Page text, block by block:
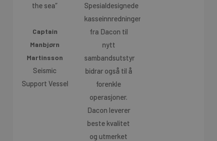
the sea”
Captain
Manbjørn
Martinsson
Seismic
Support Vessel
Spesialdesignede
kasseinnredninger
fra Dacon til
nytt
sambandsutstyr
bidrar også til å
forenkle
operasjoner.
Dacon leverer
beste kvalitet
og utmerket